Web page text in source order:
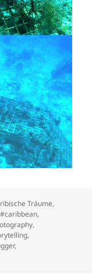
Träume,
#caribbean,
,
,
,
in